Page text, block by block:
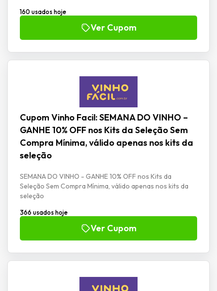
160 usados hoje
Ver Cupom
Cupom Vinho Facil: SEMANA DO VINHO –
GANHE 10% OFF nos Kits da Seleção Sem
Compra Mínima, válido apenas nos kits da
seleção
SEMANA DO VINHO - GANHE 10% OFF nos Kits da
Seleção Sem Compra Mínima, válido apenas nos kits da
seleção
366 usados hoje
Ver Cupom